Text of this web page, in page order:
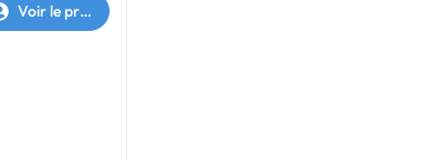
Voir le profil